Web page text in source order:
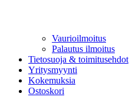
Vaurioilmoitus
Palautus ilmoitus
Tietosuoja & toimitusehdot
Yritysmyynti
Kokemuksia
Ostoskori